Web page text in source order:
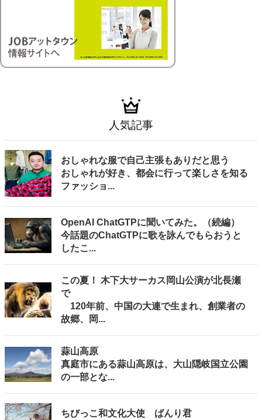
人気記事
おしゃれな服で自己主張もありだと思う
おしゃれが好き、都会に行って楽しさを知る
ファッショ...
OpenAI ChatGTPに聞いてみた。（続編）
今話題のChatGTPに歌を詠んでもらおうと
したこ...
この夏！ 木下大サーカス岡山公演が北長瀬
で
120年前、中国の大連で生まれ、創業者の
故郷、岡...
蒜山高原
真庭市にある蒜山高原は、大山隠岐国立公園
の一部とな...
ちびっこ和文化大使 ばんり君